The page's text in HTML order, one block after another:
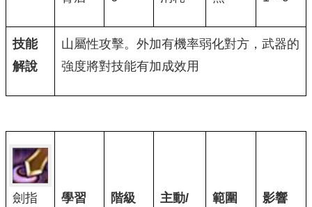
技能
解說
山屬性攻擊。外加有機率弱化對方，武器的
強度將對技能有加成效用
劍指
學習
階級
主動/
範圍 影響